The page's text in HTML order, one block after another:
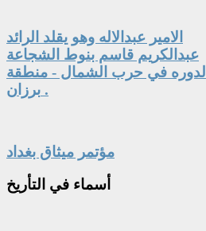
الامير عبدالاله وهو يقلد الرائد
عبدالكريم قاسم بنوط الشجاعة
لدوره في حرب الشمال - منطقة
برزان .
مؤتمر ميثاق بغداد
أسماء في التأريخ